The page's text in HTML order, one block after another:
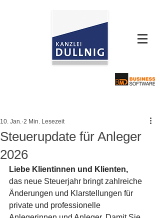
Steuerupdate für Anleger
2026
10. Jan. 2 Min. Lesezeit
Liebe Klientinnen und Klienten,
das neue Steuerjahr bringt zahlreiche
Änderungen und Klarstellungen für
private und professionelle